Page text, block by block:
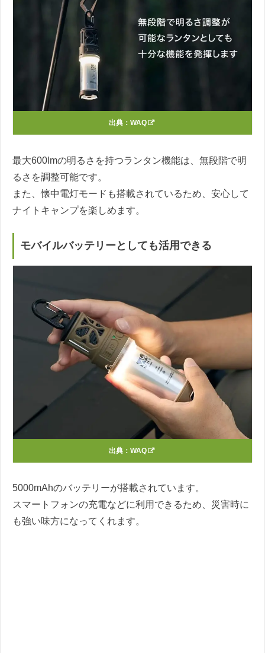
出典： WAQ
最大600lmの明るさを持つランタン機能は、無段階で明
るさを調整可能です。
また、懐中電灯モードも搭載されているため、安心して
ナイトキャンプを楽しめます。
モバイルバッテリーとしても活用できる
出典： WAQ
5000mAhのバッテリーが搭載されています。
スマートフォンの充電などに利用できるため、災害時に
も強い味方になってくれます。